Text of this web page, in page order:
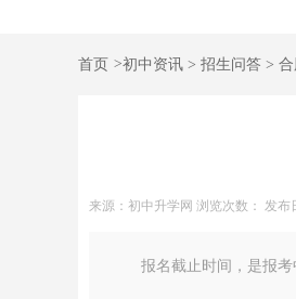
首页 >初中资讯 > 招生问答 >
来源：初中升学网 浏览次数： 发布
报名截止时间，是报考